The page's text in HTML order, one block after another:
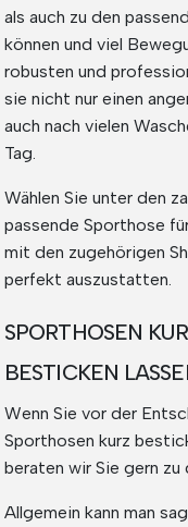
als auch zu den
können und viel
robusten und
sie nicht nur einen
auch nach vielen
Tag.
Wählen Sie unter den
passende Sporthose
mit den zugehörigen
perfekt auszustatten.
SPORTHOSEN
BESTICKEN
Wenn Sie vor der
Sporthosen kurz
beraten wir Sie gern zu
Allgemein kann man